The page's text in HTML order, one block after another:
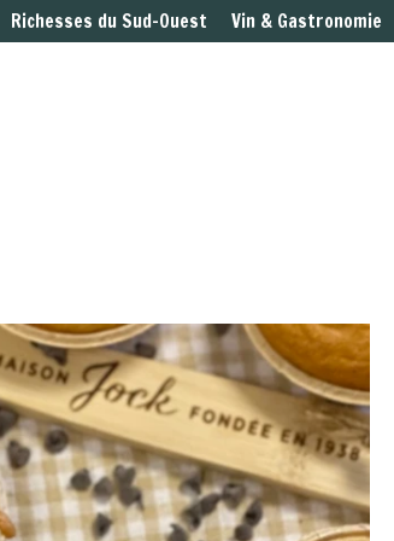
Richesses du Sud-Ouest Vin & Gastronomie